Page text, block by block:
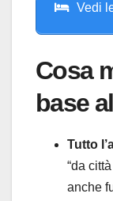
Vedi
Cosa
base
Tutto
“da
anche